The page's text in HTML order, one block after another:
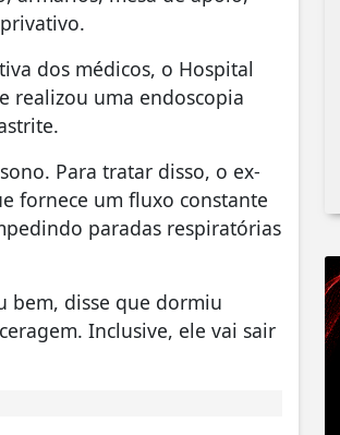
dos médicos, o Hospital
realizou uma endoscopia
Para tratar disso, o ex-
fornece um fluxo constante
paradas respiratórias
bem, disse que dormiu
Inclusive, ele vai sair